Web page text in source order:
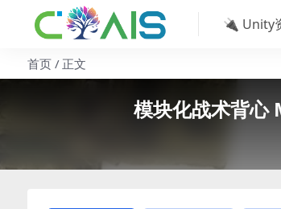
🔌 Unity
首页 正文
模块化战术背